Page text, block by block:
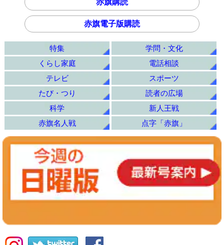
赤旗購読
赤旗電子版購読
特集
学問・文化
くらし家庭
電話相談
テレビ
スポーツ
たび・つり
読者の広場
科学
新人王戦
赤旗名人戦
点字「赤旗」